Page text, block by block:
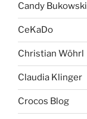
Candy Bukowski
CeKaDo
Christian Wöhrl
Claudia Klinger
Crocos Blog